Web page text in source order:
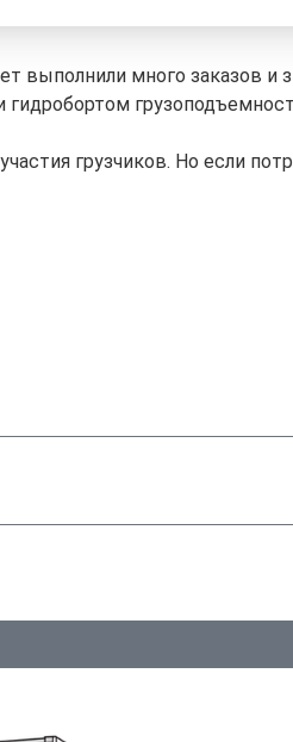
выполнили много заказов
грузчиков. Но если